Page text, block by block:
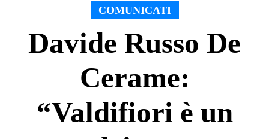
COMUNICATI
Davide Russo De
Cerame:
“Valdifiori è un